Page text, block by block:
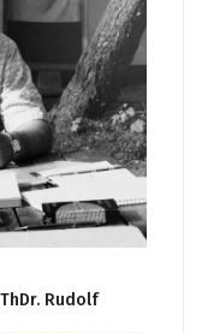
Rudolf